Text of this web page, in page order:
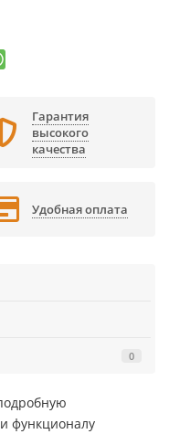
Гарантия
высокого
качества
Удобная оплата
0
функционалу